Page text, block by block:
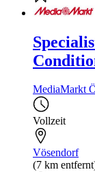
MediaMarkt
Vollzeit
Vösendorf
(7 km